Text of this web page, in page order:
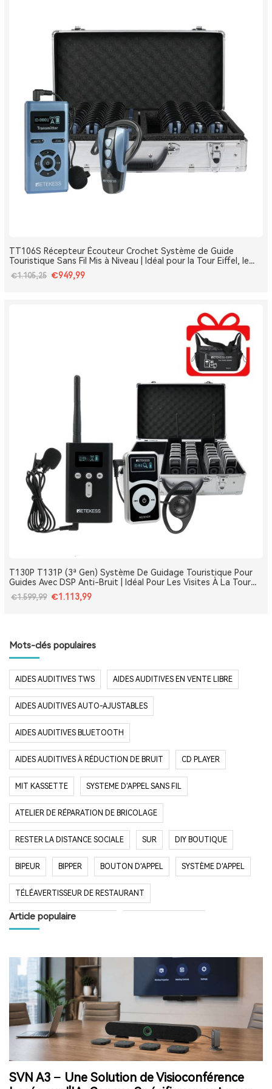
SVN A3 — Une Solution de Visioconférence
TT106S Récepteur Écouteur Crochet Système de Guide
Touristique Sans Fil Mis à Niveau | Idéal pour la Tour Eiffel, le
Louvre et les Monuments de France
€1.105,25 €949,99
T130P T131P (3ª Gen) Système De Guidage Touristique Pour
Guides Avec DSP Anti-Bruit | Idéal Pour Les Visites À La Tour
Eiffel, Le Louvre, Versailles Et Les Monuments De France
€1.599,99 €1.113,99
Mots-clés populaires
AIDES AUDITIVES TWS AIDES AUDITIVES EN VENTE LIBRE
AIDES AUDITIVES AUTO-AJUSTABLES
AIDES AUDITIVES BLUETOOTH
AIDES AUDITIVES À RÉDUCTION DE BRUIT CD PLAYER
MIT KASSETTE SYSTEME D'APPEL SANS FIL
ATELIER DE RÉPARATION DE BRICOLAGE
RESTER LA DISTANCE SOCIALE SUR DIY BOUTIQUE
BIPEUR BIPPER BOUTON D'APPEL SYSTÈME D'APPEL
TÉLÉAVERTISSEUR DE RESTAURANT
SYSTÈME D'APPEL SANS FIL
LONGUE PORTÉE SYSTÈME LONG TEMPS EN VEILLE
RESTAURANT HÔPITAL RADIO RADIO PORTABLE
FM AM RADIO RADIO DE POCHE RADIO DE DOUCHE
ENCEINTE BLUETOOTH ÉTANCHE
HAUT-PARLEUR BLUETOOTH SANS FIL RADIO FM
Article populaire